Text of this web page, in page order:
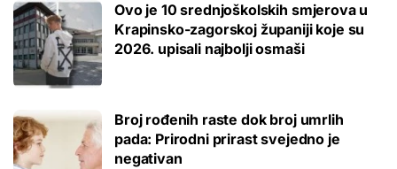
Ovo je 10 srednjoškolskih smjerova u
Krapinsko-zagorskoj županiji koje su
2026. upisali najbolji osmaši
Broj rođenih raste dok broj umrlih
pada: Prirodni prirast svejedno je
negativan